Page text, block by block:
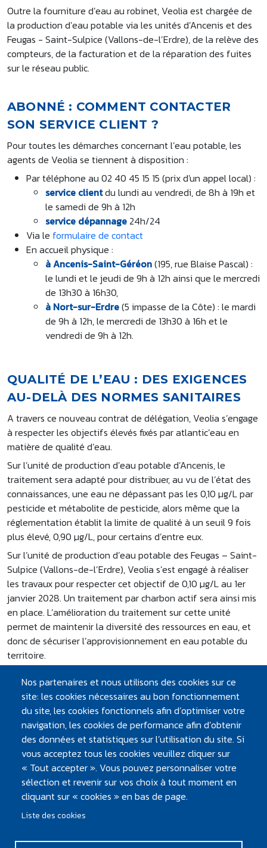
Outre la fourniture d’eau au robinet, Veolia est chargée de
la production d’eau potable via les unités d’Ancenis et des
Feugas - Saint-Sulpice (Vallons-de-l’Erdre), de la relève des
compteurs, de la facturation et de la réparation des fuites
sur le réseau public.
ABONNÉ : COMMENT CONTACTER
SON SERVICE CLIENT ?
Pour toutes les démarches concernant l’eau potable, les
agents de Veolia se tiennent à disposition :
Par téléphone au 02 40 45 15 15 (prix d'un appel local) :
service clientdu lundi au vendredi, de 8h à 19h et
le samedi de 9h à 12h
service dépannage 24h/24
Via le formulaire de contact
En accueil physique :
à Ancenis-Saint-Géréon(195, rue Blaise Pascal) :
le lundi et le jeudi de 9h à 12h ainsi que le mercredi
de 13h30 à 16h30,
à Nort-sur-Erdre(5 impasse de la Côte) : le mardi
de 9h à 12h, le mercredi de 13h30 à 16h et le
vendredi de 9h à 12h.
QUALITÉ DE L’EAU : DES EXIGENCES
AU-DELÀ DES NORMES SANITAIRES
A travers ce nouveau contrat de délégation, Veolia s’engage
à respecter les objectifs élevés fixés par atlantic’eau en
matière de qualité d’eau.
Sur l’unité de production d’eau potable d’Ancenis, le
traitement sera adapté pour distribuer, au vu de l’état des
connaissances, une eau ne dépassant pas les 0,10 µg/L par
pesticide et métabolite de pesticide, alors même que la
réglementation établit la limite de qualité à un seuil 9 fois
plus élevé, 0,90 µg/L, pour certains d’entre eux.
Sur l’unité de production d’eau potable des Feugas – Saint-
Sulpice (Vallons-de-l’Erdre), Veolia s’est engagé à réaliser
les travaux pour respecter cet objectif de 0,10 µg/L au 1er
janvier 2028. Un traitement par charbon actif sera ainsi mis
en place. L’amélioration du traitement sur cette unité
permet de maintenir la diversité des ressources en eau, et
donc de sécuriser l’approvisionnement en eau potable du
territoire.
ÇA PEUT VOUS INTÉRESSER
ACTUALITÉS
ATLANTIC’EAU : RESPECT DE L’ÉVOLUTION DU
CONTRÔLE SANITAIRE QUI S’APPLIQUERA AU
1ER JANVIER 2026
SUIVI DE 20 PFASLE CONTRÔLE SANITAIRE
INTÈGRERA NOTAMMENT LE SUIVI DE 20
Nos partenaires et nous utilisons des cookies sur ce
site: les cookies nécessaires au bon fonctionnement
du site, les cookies fonctionnels afin d’optimiser votre
navigation, les cookies de performance afin d’obtenir
des données et statistiques sur l’utilisation du site. Si
vous acceptez tous les cookies veuillez cliquer sur
« Tout accepter ». Vous pouvez personnaliser votre
sélection et revenir sur vos choix à tout moment en
cliquant sur « cookies » en bas de page.
Liste des cookies